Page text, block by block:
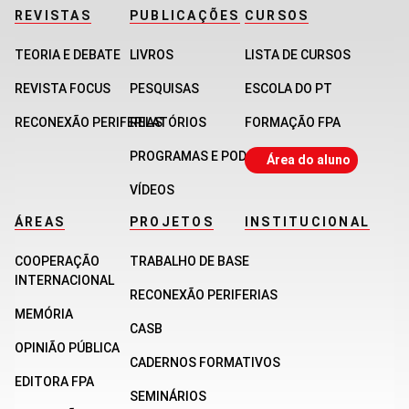
REVISTAS
TEORIA E DEBATE
REVISTA FOCUS
RECONEXÃO PERIFERIAS
PUBLICAÇÕES
LIVROS
PESQUISAS
RELATÓRIOS
PROGRAMAS E PODCASTS
VÍDEOS
CURSOS
LISTA DE CURSOS
ESCOLA DO PT
FORMAÇÃO FPA
Área do aluno
ÁREAS
COOPERAÇÃO
INTERNACIONAL
MEMÓRIA
OPINIÃO PÚBLICA
EDITORA FPA
PROJETOS
TRABALHO DE BASE
RECONEXÃO PERIFERIAS
CASB
CADERNOS FORMATIVOS
SEMINÁRIOS
INSTITUCIONAL